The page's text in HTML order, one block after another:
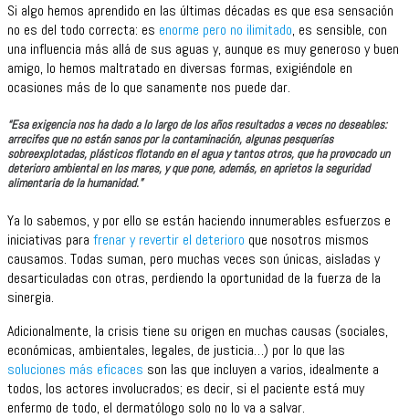
Si algo hemos aprendido en las últimas décadas es que esa sensación
no es del todo correcta: es enorme pero no ilimitado, es sensible, con
una influencia más allá de sus aguas y, aunque es muy generoso y buen
amigo, lo hemos maltratado en diversas formas, exigiéndole en
ocasiones más de lo que sanamente nos puede dar.
“Esa exigencia nos ha dado a lo largo de los años resultados a veces no deseables:
arrecifes que no están sanos por la contaminación, algunas pesquerías
sobreexplotadas, plásticos flotando en el agua y tantos otros, que ha provocado un
deterioro ambiental en los mares, y que pone, además, en aprietos la seguridad
alimentaria de la humanidad.”
Ya lo sabemos, y por ello se están haciendo innumerables esfuerzos e
iniciativas para frenar y revertir el deterioro que nosotros mismos
causamos. Todas suman, pero muchas veces son únicas, aisladas y
desarticuladas con otras, perdiendo la oportunidad de la fuerza de la
sinergia.
Adicionalmente, la crisis tiene su origen en muchas causas (sociales,
económicas, ambientales, legales, de justicia…) por lo que las
soluciones más eficaces son las que incluyen a varios, idealmente a
todos, los actores involucrados; es decir, si el paciente está muy
enfermo de todo, el dermatólogo solo no lo va a salvar.